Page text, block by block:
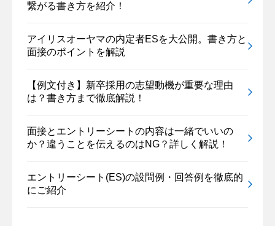
繋がる書き方を紹介！
アイリスオーヤマの内定者ESを大公開。書き方と
面接のポイントを解説
【例文付き】新卒採用の志望動機が重要な理由
は？書き方まで徹底解説！
面接とエントリーシートの内容は一緒でいいの
か？違うことを伝えるのはNG？詳しく解説！
エントリーシート(ES)の設問例・回答例を徹底的
にご紹介